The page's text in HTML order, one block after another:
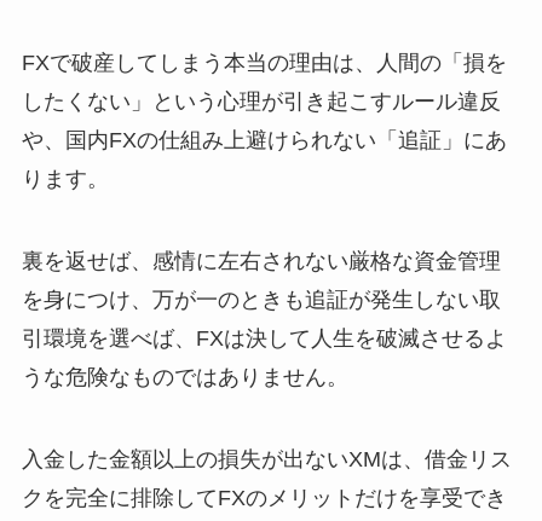
FXで破産してしまう本当の理由は、人間の「損を
したくない」という心理が引き起こすルール違反
や、国内FXの仕組み上避けられない「追証」にあ
ります。
裏を返せば、感情に左右されない厳格な資金管理
を身につけ、万が一のときも追証が発生しない取
引環境を選べば、FXは決して人生を破滅させるよ
うな危険なものではありません。
入金した金額以上の損失が出ないXMは、借金リス
クを完全に排除してFXのメリットだけを享受でき